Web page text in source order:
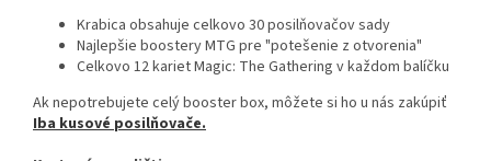
Krabica obsahuje celkovo 30 posilňovačov sady
Najlepšie boostery MTG pre "potešenie z otvorenia"
Celkovo 12 kariet Magic: The Gathering v každom balíčku
Ak nepotrebujete celý booster box, môžete si ho u nás zakúpiť
Iba kusové posilňovače.